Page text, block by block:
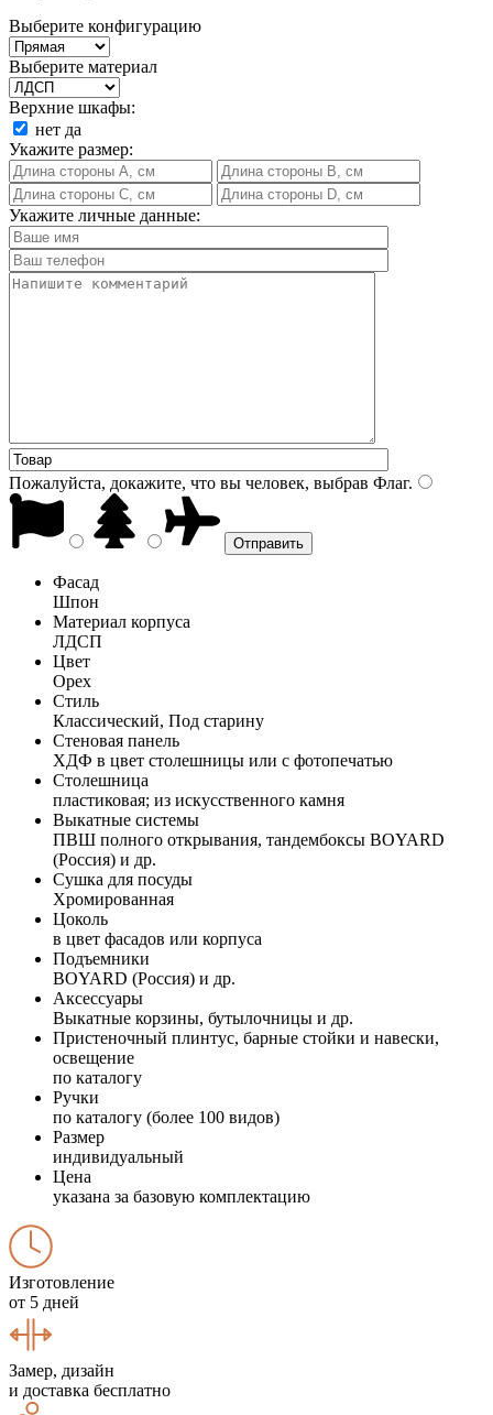
Выберите конфигурацию
Выберите материал
Верхние шкафы:
нет да
Укажите размер:
Укажите личные данные:
Пожалуйста, докажите, что вы человек, выбрав Флаг.
Фасад
Шпон
Материал корпуса
ЛДСП
Цвет
Орех
Стиль
Классический, Под старину
Стеновая панель
ХДФ в цвет столешницы или с фотопечатью
Столешница
пластиковая; из искусственного камня
Выкатные системы
ПВШ полного открывания, тандембоксы BOYARD
(Россия) и др.
Сушка для посуды
Хромированная
Цоколь
в цвет фасадов или корпуса
Подъемники
BOYARD (Россия) и др.
Аксессуары
Выкатные корзины, бутылочницы и др.
Пристеночный плинтус, барные стойки и навески,
освещение
по каталогу
Ручки
по каталогу (более 100 видов)
Размер
индивидуальный
Цена
указана за базовую комплектацию
Изготовление
от 5 дней
Замер, дизайн
и доставка бесплатно